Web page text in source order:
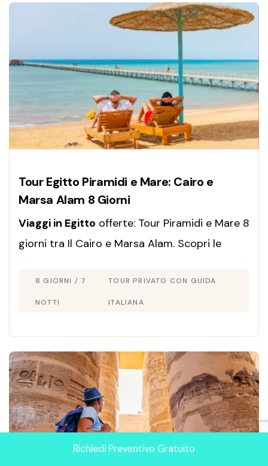
Tour Egitto Piramidi e Mare: Cairo e
Marsa Alam 8 Giorni
Viaggi in Egitto offerte: Tour Piramidi e Mare 8
giorni tra Il Cairo e Marsa Alam. Scopri le
guida in italiano!
8 GIORNI / 7
NOTTI
TOUR PRIVATO CON GUIDA
ITALIANA
Richiedi Preventivo Gratuito